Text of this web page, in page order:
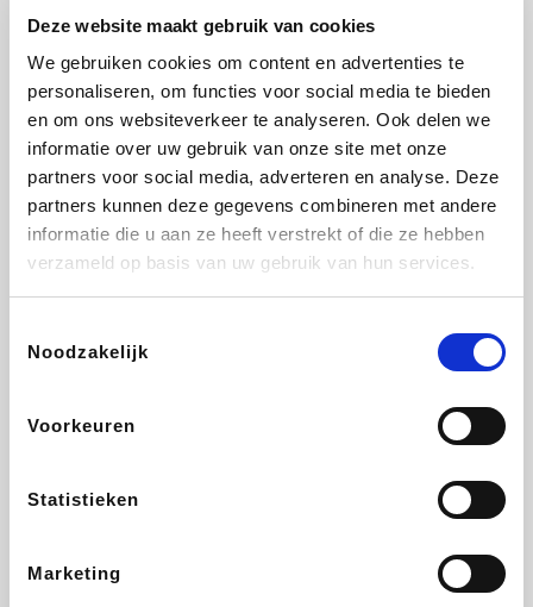
Deze website maakt gebruik van cookies
We gebruiken cookies om content en advertenties te
personaliseren, om functies voor social media te bieden
en om ons websiteverkeer te analyseren. Ook delen we
informatie over uw gebruik van onze site met onze
partners voor social media, adverteren en analyse. Deze
partners kunnen deze gegevens combineren met andere
informatie die u aan ze heeft verstrekt of die ze hebben
verzameld op basis van uw gebruik van hun services.
Noodzakelijk
Voorkeuren
Statistieken
Marketing
Vidaxl Lampenlicht.be Plopsa Adidas
All Accor
DectDirect
SupraBazar